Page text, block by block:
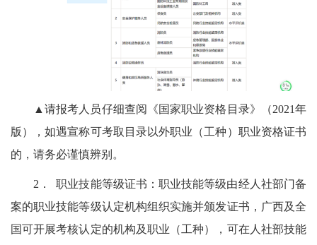
▲请报考人员仔细查阅《国家职业资格目录》（2021年
版），如遇宣称可考取目录以外职业（工种）职业资格证书
的，请务必谨慎辨别。
2． 职业技能等级证书：职业技能等级由经人社部门备
案的职业技能等级认定机构组织实施并颁发证书，广西及全
国可开展考核认定的机构及职业（工种），可在人社部技能